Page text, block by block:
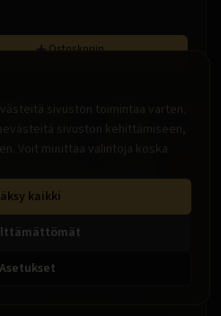
Ostoskoriin
sivuston toimintaa varten.
sivuston kehittämiseen,
Voit muuttaa valintoja koska
kaikki
Asetukset